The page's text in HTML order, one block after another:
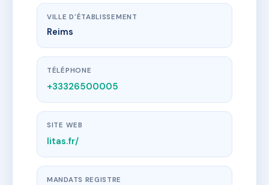
VILLE D'ÉTABLISSEMENT
Reims
TÉLÉPHONE
+33326500005
SITE WEB
litas.fr/
MANDATS REGISTRE